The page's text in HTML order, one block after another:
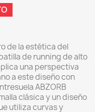
de la estética del
de running de alto
una perspectiva
a este diseño con
ABZORB
clásica y un diseño
utiliza curvas y